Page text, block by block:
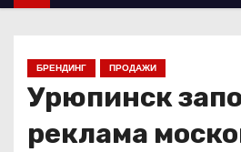
БРЕНДИНГ ПРОДАЖИ
Урюпинск
реклама